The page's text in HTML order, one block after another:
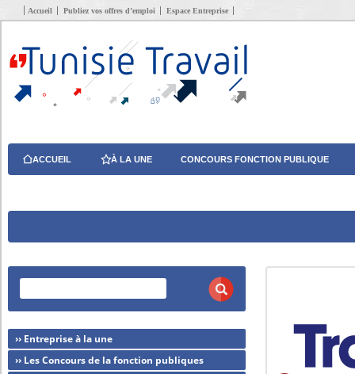
Accueil Publiez vos offres d’emploi Espace Entreprise
ACCUEIL À LA UNE CONCOURS FONCTION PUBLIQUE
›› Entreprise à la une
›› Les Concours de la fonction publiques